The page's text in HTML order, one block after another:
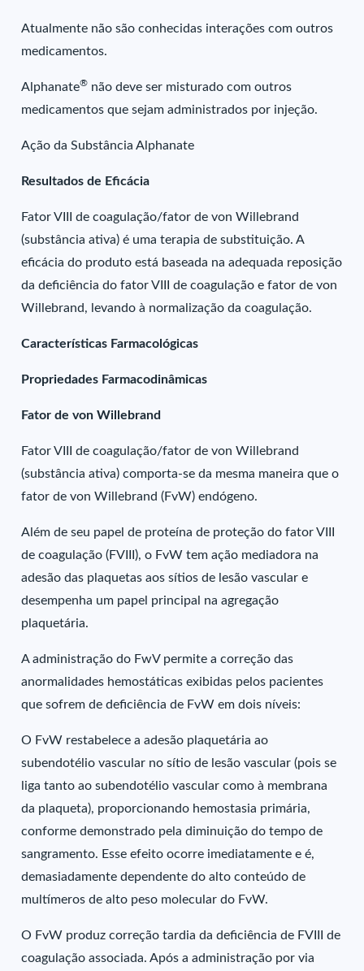
Atualmente não são conhecidas interações com outros
medicamentos.
Alphanate® não deve ser misturado com outros
medicamentos que sejam administrados por injeção.
Ação da Substância Alphanate
Resultados de Eficácia
Fator VIII de coagulação/fator de von Willebrand
(substância ativa) é uma terapia de substituição. A
eficácia do produto está baseada na adequada reposição
da deficiência do fator VIII de coagulação e fator de von
Willebrand, levando à normalização da coagulação.
Características Farmacológicas
Propriedades Farmacodinâmicas
Fator de von Willebrand
Fator VIII de coagulação/fator de von Willebrand
(substância ativa) comporta-se da mesma maneira que o
fator de von Willebrand (FvW) endógeno.
Além de seu papel de proteína de proteção do fator VIII
de coagulação (FVIII), o FvW tem ação mediadora na
adesão das plaquetas aos sítios de lesão vascular e
desempenha um papel principal na agregação
plaquetária.
A administração do FwV permite a correção das
anormalidades hemostáticas exibidas pelos pacientes
que sofrem de deficiência de FvW em dois níveis:
O FvW restabelece a adesão plaquetária ao
subendotélio vascular no sítio de lesão vascular (pois se
liga tanto ao subendotélio vascular como à membrana
da plaqueta), proporcionando hemostasia primária,
conforme demonstrado pela diminuição do tempo de
sangramento. Esse efeito ocorre imediatamente e é,
demasiadamente dependente do alto conteúdo de
multímeros de alto peso molecular do FvW.
O FvW produz correção tardia da deficiência de FVIII de
coagulação associada. Após a administração por via